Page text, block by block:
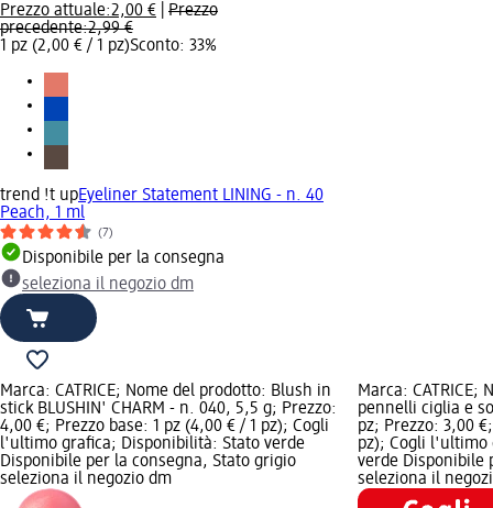
Prezzo attuale:2,00 €
Prezzo
precedente:2,99 €
1 pz (2,00 € / 1 pz)Sconto: 33%
trend !t upEyeliner Statement LINING - n. 40
Peach, 1 ml
(7)
Disponibile per la consegna
seleziona il negozio dm
Marca: CATRICE; Nome del prodotto: Blush in
stick BLUSHIN' CHARM - n. 040, 5,5 g; Prezzo:
4,00 €; Prezzo base: 1 pz (4,00 € / 1 pz); Cogli
l'ultimo grafica; Disponibilità: Stato verde
Disponibile per la consegna, Stato grigio
seleziona il negozio dm
Marca: CATRICE;
pennelli ciglia e
pz; Prezzo: 3,00
pz); Cogli l'ultimo
verde Disponibile
seleziona il